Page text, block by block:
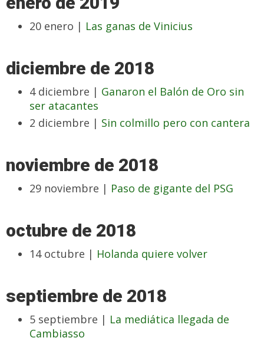
20 enero | Las ganas de Vinicius
diciembre de 2018
4 diciembre | Ganaron el Balón de Oro sin
ser atacantes
2 diciembre | Sin colmillo pero con cantera
noviembre de 2018
29 noviembre | Paso de gigante del PSG
octubre de 2018
14 octubre | Holanda quiere volver
septiembre de 2018
5 septiembre | La mediática llegada de
Cambiasso